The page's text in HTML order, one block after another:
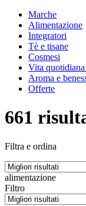
Marche
Alimentazione
Integratori
Tè e tisane
Cosmesi
Vita quotidiana
Aroma e
Offerte
661
Filtra e ordina
alimentazione
Filtro